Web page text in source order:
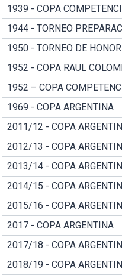
1939 - COPA
1944 - TORNEO
1950 - TORNEO DE
1952 - COPA RAUL
1952 – COPA
1969 - COPA ARGENTINA
2011/12 - COPA
2012/13 - COPA
2013/14 - COPA
2014/15 - COPA
2015/16 - COPA
2017 - COPA ARGENTINA
2017/18 - COPA
2018/19 - COPA